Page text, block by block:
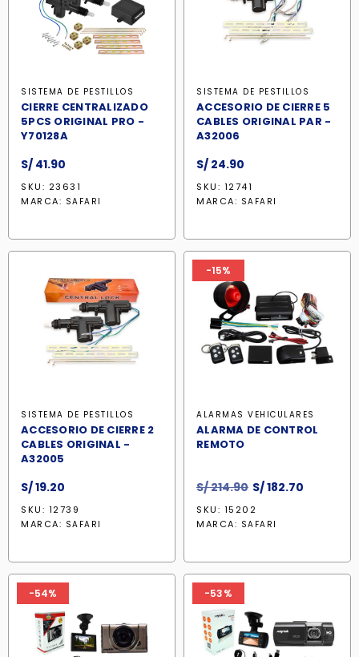
SISTEMA DE PESTILLOS
CIERRE CENTRALIZADO
5PCS ORIGINAL PRO -
Y70128A
S/ 41.90
SKU: 23631
MARCA: SAFARI
SISTEMA DE PESTILLOS
ACCESORIO DE CIERRE 5
CABLES ORIGINAL PAR -
A32006
S/ 24.90
SKU: 12741
MARCA: SAFARI
SISTEMA DE PESTILLOS
ACCESORIO DE CIERRE 2
CABLES ORIGINAL -
A32005
S/19.20
SKU: 12739
MARCA: SAFARI
-15%
ALARMAS VEHICULARES
ALARMA DE CONTROL
REMOTO
S/214.90 El
precio
original
S/182.70
SKU: 15202
MARCA: SAFARI
-54% -53%